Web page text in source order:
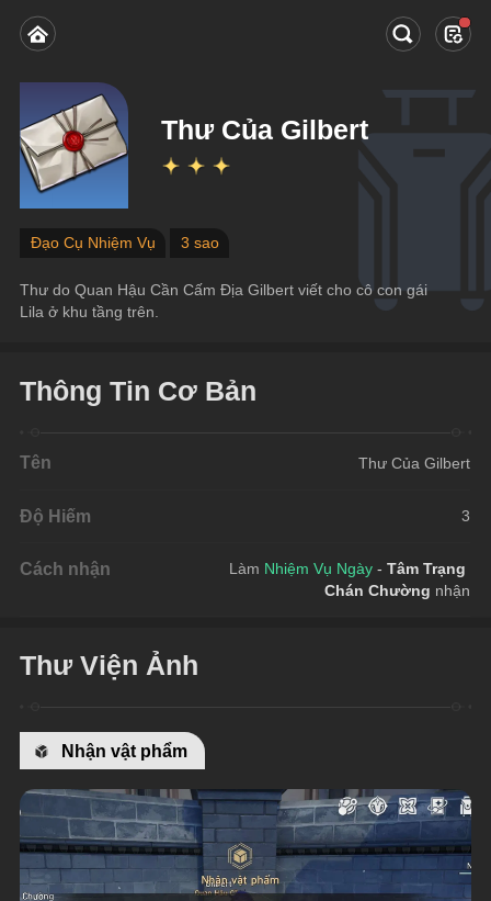
Thư Của Gilbert
Đạo Cụ Nhiệm Vụ 3 sao
Thư do Quan Hậu Cần Cấm Địa Gilbert viết cho cô con gái
Lila ở khu tầng trên.
Thông Tin Cơ Bản
Tên Thư Của Gilbert
Độ Hiếm 3
Cách nhận Làm Nhiệm Vụ Ngày - Tâm Trạng
Chán Chường nhận
Thư Viện Ảnh
Nhận vật phẩm